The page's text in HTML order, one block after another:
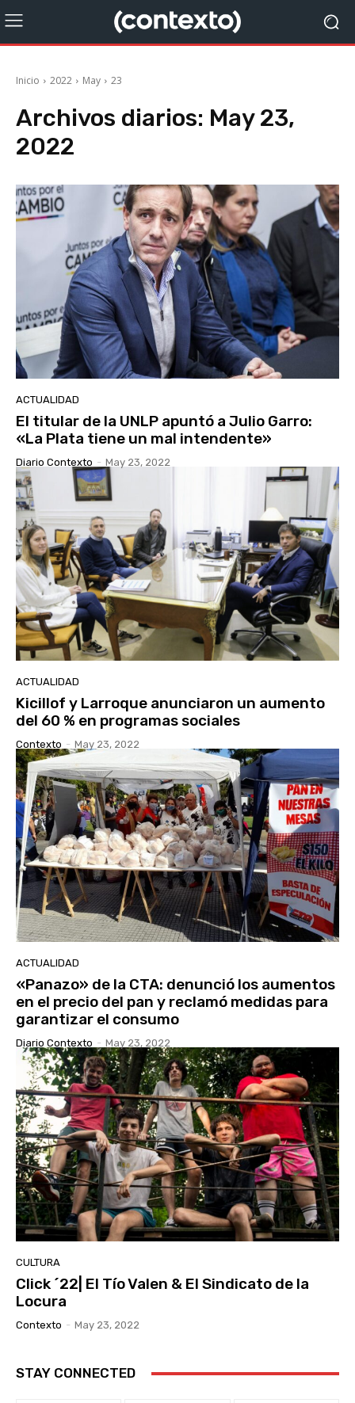
Inicio 2022 May 23
Archivos diarios: May 23,
2022
ACTUALIDAD
El titular de la UNLP apuntó a Julio Garro:
«La Plata tiene un mal intendente»
Diario Contexto - May 23, 2022
ACTUALIDAD
Kicillof y Larroque anunciaron un aumento
del 60 % en programas sociales
Contexto - May 23, 2022
ACTUALIDAD
«Panazo» de la CTA: denunció los aumentos
en el precio del pan y reclamó medidas para
garantizar el consumo
Diario Contexto - May 23, 2022
CULTURA
Click ´22| El Tío Valen & El Sindicato de la
Locura
Contexto - May 23, 2022
STAY CONNECTED